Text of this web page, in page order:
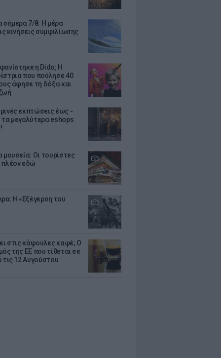
σήμερα 7/8: Η μέρα
κινήσεις συμφιλίωσης
η Dido; Η
που πούλησε 40
άφησε τη δόξα και
εκπτώσεις έως -
τα μεγαλύτερα eshops
μουσεία: Οι τουρίστες
πλέον εδώ
Η «Εξέγερση του
στις κάψουλες καφέ; Ο
της ΕΕ που τίθεται σε
τις 12 Αυγούστου